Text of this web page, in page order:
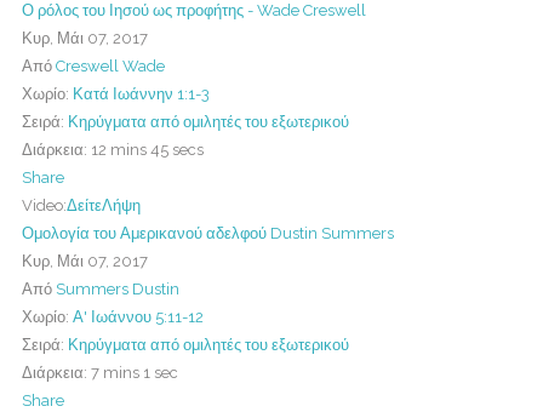
Ο ρόλος του Ιησού ως προφήτης - Wade Creswell
Κυρ, Μάι 07, 2017
Από Creswell Wade
Χωρίο: Κατά Ιωάννην 1:1-3
Σειρά: Κηρύγματα από ομιλητές του εξωτερικού
Διάρκεια: 12 mins 45 secs
Share
Video:ΔείτεΛήψη
Ομολογία του Αμερικανού αδελφού Dustin Summers
Κυρ, Μάι 07, 2017
Από Summers Dustin
Χωρίο: Α' Ιωάννου 5:11-12
Σειρά: Κηρύγματα από ομιλητές του εξωτερικού
Διάρκεια: 7 mins 1 sec
Share